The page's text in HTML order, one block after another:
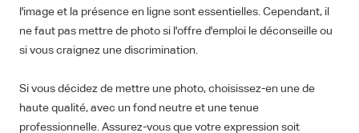
l'image et la présence en ligne sont essentielles. Cependant, il
ne faut pas mettre de photo si l'offre d'emploi le déconseille ou
si vous craignez une discrimination.
Si vous décidez de mettre une photo, choisissez-en une de
haute qualité, avec un fond neutre et une tenue
professionnelle. Assurez-vous que votre expression soit